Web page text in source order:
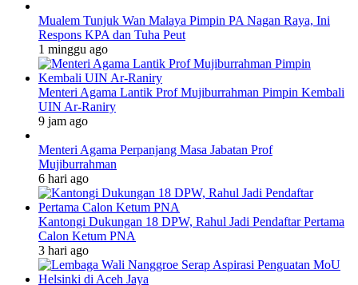
Mualem Tunjuk Wan Malaya Pimpin PA Nagan Raya, Ini
Respons KPA dan Tuha Peut
1 minggu ago
Menteri Agama Lantik Prof Mujiburrahman Pimpin Kembali
UIN Ar-Raniry
9 jam ago
Menteri Agama Perpanjang Masa Jabatan Prof
Mujiburrahman
6 hari ago
Kantongi Dukungan 18 DPW, Rahul Jadi Pendaftar Pertama
Calon Ketum PNA
3 hari ago